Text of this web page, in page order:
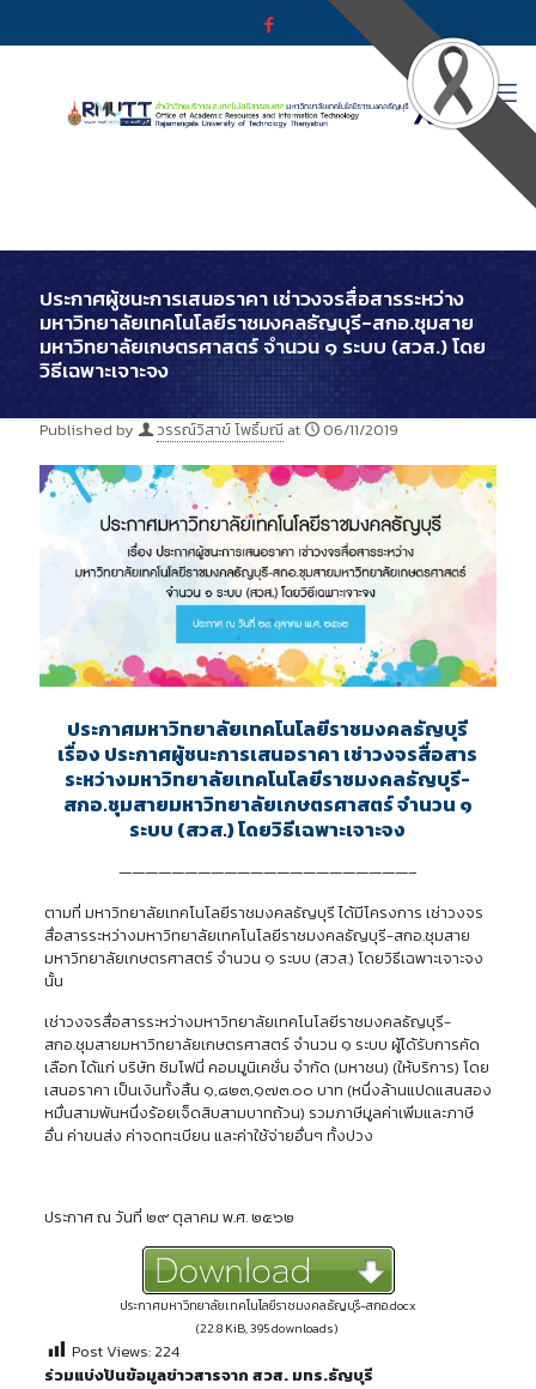
ประกาศผู้ชนะการเสนอราคา เช่าวงจรสื่อสารระหว่าง
มหาวิทยาลัยเทคโนโลยีราชมงคลธัญบุรี-สกอ.ชุมสาย
มหาวิทยาลัยเกษตรศาสตร์ จำนวน ๑ ระบบ (สวส.) โดย
วิธีเฉพาะเจาะจง
Published by วรรณ์วิสาข์ โพธิ์มณี at 06/11/2019
ประกาศมหาวิทยาลัยเทคโนโลยีราชมงคลธัญบุรี
เรื่อง ประกาศผู้ชนะการเสนอราคา เช่าวงจรสื่อสาร
ระหว่างมหาวิทยาลัยเทคโนโลยีราชมงคลธัญบุรี-
สกอ.ชุมสายมหาวิทยาลัยเกษตรศาสตร์ จำนวน ๑
ระบบ (สวส.) โดยวิธีเฉพาะเจาะจง
——————————————————————–
ตามที่ มหาวิทยาลัยเทคโนโลยีราชมงคลธัญบุรี ได้มีโครงการ เช่าวงจร
สื่อสารระหว่างมหาวิทยาลัยเทคโนโลยีราชมงคลธัญบุรี-สกอ.ชุมสาย
มหาวิทยาลัยเกษตรศาสตร์ จำนวน ๑ ระบบ (สวส.) โดยวิธีเฉพาะเจาะจง
นั้น
เช่าวงจรสื่อสารระหว่างมหาวิทยาลัยเทคโนโลยีราชมงคลธัญบุรี-
สกอ.ชุมสายมหาวิทยาลัยเกษตรศาสตร์ จำนวน ๑ ระบบ ผู้ได้รับการคัด
เลือก ได้แก่ บริษัท ซิมโฟนี่ คอมมูนิเคชั่น จำกัด (มหาชน) (ให้บริการ) โดย
เสนอราคา เป็นเงินทั้งสิ้น ๑,๘๒๓,๑๗๓.๐๐ บาท (หนึ่งล้านแปดแสนสอง
หมื่นสามพันหนึ่งร้อยเจ็ดสิบสามบาทถ้วน) รวมภาษีมูลค่าเพิ่มและภาษี
อื่น ค่าขนส่ง ค่าจดทะเบียน และค่าใช้จ่ายอื่นๆ ทั้งปวง
ประกาศ ณ วันที่ ๒๙ ตุลาคม พ.ศ. ๒๕๖๒
ประกาศมหาวิทยาลัยเทคโนโลยีราชมงคลธัญบุรี-สกอ.docx
(22.8 KiB, 395 downloads)
Post Views:224
ร่วมแบ่งปันข้อมูลข่าวสารจาก สวส. มทร.ธัญบุรี